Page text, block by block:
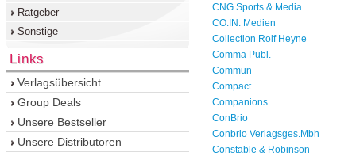
CNG Sports & Media
CO.IN. Medien
Collection Rolf Heyne
Comma Publ.
Commun
Compact
Companions
ConBrio
Conbrio Verlagsges.Mbh
Constable & Robinson
Ratgeber
Sonstige
Links
Verlagsübersicht
Group Deals
Unsere Bestseller
Unsere Distributoren